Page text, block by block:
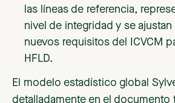
las líneas de referencia,
nivel de integridad y se
nuevos requisitos del ICVCM
HFLD.
El modelo estadístico global
detalladamente en el documento